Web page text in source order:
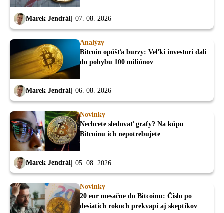
Marek Jendrál 07. 08. 2026
Analýzy
Bitcoin opúšťa burzy: Veľkí investori dali
do pohybu 100 miliónov
Marek Jendrál 06. 08. 2026
Novinky
Nechcete sledovať grafy? Na kúpu
Bitcoinu ich nepotrebujete
Marek Jendrál 05. 08. 2026
Novinky
20 eur mesačne do Bitcoinu: Číslo po
desiatich rokoch prekvapí aj skeptikov